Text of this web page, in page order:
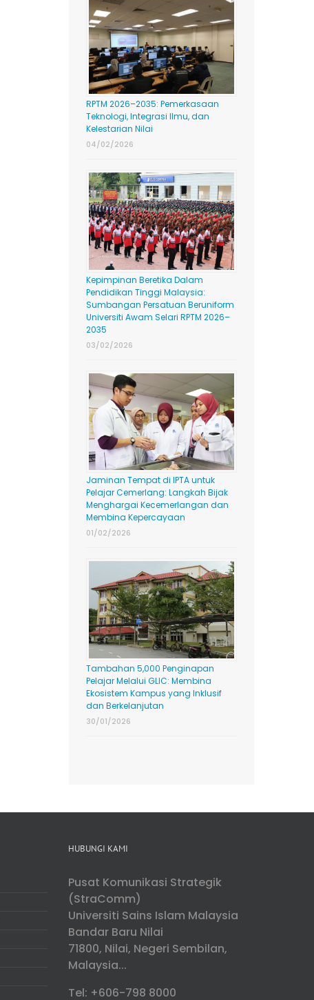
RPTM 2026–2035: Pemerkasaan
Teknologi, Integrasi Ilmu, dan
Kelestarian Nilai
04/02/2026
Kepimpinan Beretika Dalam
Pendidikan Tinggi Malaysia:
Sumbangan Persatuan Beruniform
Universiti Awam Selari RPTM 2026–
2035
03/02/2026
Jaminan Tempat di IPTA untuk
Pelajar Cemerlang: Langkah Bijak
Menghargai Kecemerlangan dan
Membina Kepercayaan
01/02/2026
Tambahan 5,000 Penginapan
Pelajar Melalui GLIC: Membina
Ekosistem Kampus yang Inklusif
dan Berkelanjutan
30/01/2026
HUBUNGI KAMI
Pusat Komunikasi Strategik
(StraComm)
Universiti Sains Islam Malaysia
Bandar Baru Nilai
71800, Nilai, Negeri Sembilan,
Malaysia...
Tel: +606-798 8000